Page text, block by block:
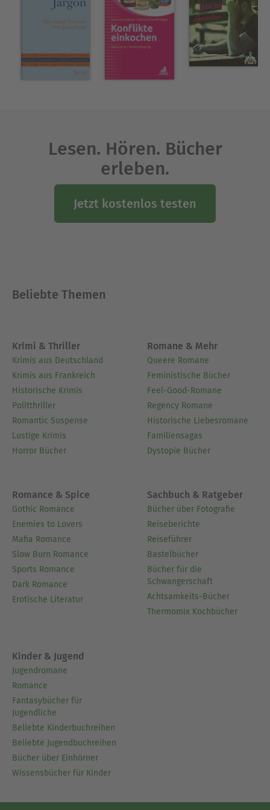
Lesen. Hören. Bücher
erleben.
Jetzt kostenlos testen
Beliebte Themen
Krimi & Thriller
Krimis aus Deutschland
Krimis aus Frankreich
Historische Krimis
Politthriller
Romantic Suspense
Lustige Krimis
Horror Bücher
Romane & Mehr
Queere Romane
Feministische Bücher
Feel-Good-Romane
Regency Romane
Historische Liebesromane
Familiensagas
Dystopie Bücher
Romance & Spice
Gothic Romance
Enemies to Lovers
Mafia Romance
Slow Burn Romance
Sports Romance
Dark Romance
Erotische Literatur
Sachbuch & Ratgeber
Bücher über Fotografie
Reiseberichte
Reiseführer
Bastelbücher
Bücher für die
Schwangerschaft
Achtsamkeits-Bücher
Thermomix Kochbücher
Kinder & Jugend
Jugendromane
Romance
Fantasybücher für
Jugendliche
Beliebte Kinderbuchreihen
Beliebte Jugendbuchreihen
Bücher über Einhörner
Wissensbücher für Kinder